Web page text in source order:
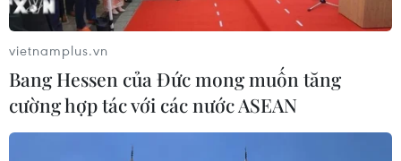
Điều tra hai vụ xâm hại trẻ em nghiêm
vietnamplus.vn
Bang Hessen của Đức mong muốn tăng
cường hợp tác với các nước ASEAN